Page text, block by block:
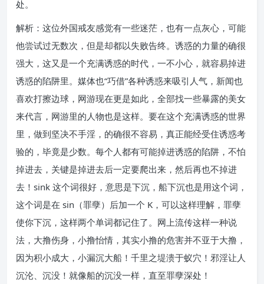
处。
解析：这位外国戒友感觉有一些迷茫，也有一点灰心，可能
他尝试过无数次，但是却都以失败告终。诱惑的力量的确很
强大，这又是一个充满诱惑的时代，一不小心，就容易掉进
诱惑的陷阱里。媒体也“巧借”各种诱惑来吸引人气，新闻也
喜欢打擦边球，网游现在更是如此，全部找一些暴露的美女
来代言，网游里的人物也是这样。要在这个充满诱惑的世界
里，做到坚决不手淫，的确很不容易，真正能经受住诱惑考
验的，毕竟是少数。每个人都有可能掉进诱惑的陷阱，不怕
掉进去，关键是掉进去后一定要爬出来，然后再也不掉进
去！sink 这个词很好，意思是下沉，船下沉也是用这个词，
这个词是在 sin（罪孽）后加一个 K，可以这样理解，罪孽
使你下沉，这样两个单词都记住了。网上流传这样一种说
法，大撸伤身，小撸怡情，其实小撸的危害并不亚于大撸，
因为积小成大，小漏沉大船！千里之堤溃于蚁穴！邪淫让人
沉沦、沉没！就像船的沉没一样，直至罪孽深处！